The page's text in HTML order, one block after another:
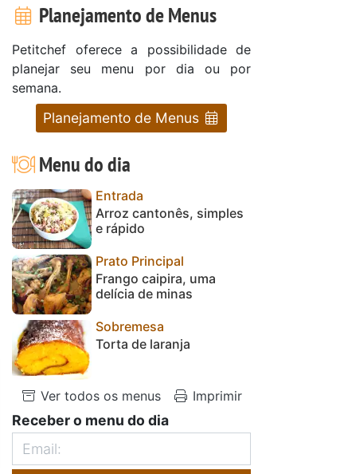
Planejamento de Menus
Petitchef oferece a possibilidade de
planejar seu menu por dia ou por
semana.
Planejamento de Menus
Menu do dia
Entrada
Arroz cantonês, simples
e rápido
Prato Principal
Frango caipira, uma
delícia de minas
Sobremesa
Torta de laranja
Ver todos os menus Imprimir
Receber o menu do dia